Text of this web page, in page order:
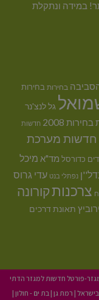
במידה ונתקלת
בחירות בחירות
גל לנצ'נר
2008 חדשות
חדשות מערכת
כדורסל מד"א מיכל
נפתלי בנט עדי גרוס
צרכנותקורונה
תאונת דרכים
פורטל חדשות למגזר הדתי
| רמת גן |בת ים - חולון |